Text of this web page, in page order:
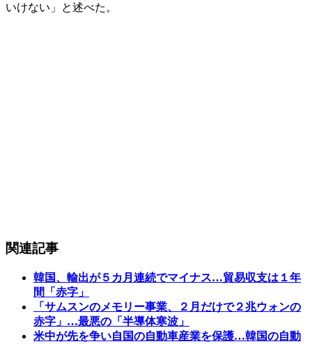
いけない」と述べた。
関連記事
韓国、輸出が５カ月連続でマイナス…貿易収支は１年
間「赤字」
「サムスンのメモリー事業、２月だけで２兆ウォンの
赤字」…最悪の「半導体寒波」
米中が先を争い自国の自動車産業を保護…韓国の自動